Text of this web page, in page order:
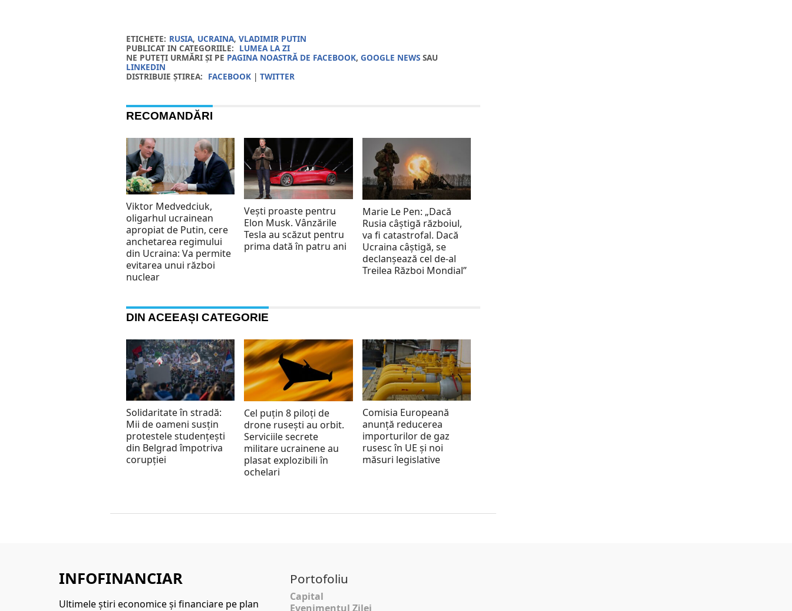
ETICHETE: RUSIA, UCRAINA,VLADIMIR PUTIN
PUBLICAT IN CATEGORIILE: LUMEA LA ZI
NE PUTEȚI URMĂRI ȘI PE PAGINA NOASTRĂ DE FACEBOOK,GOOGLE NEWS SAU
LINKEDIN
DISTRIBUIE ȘTIREA: FACEBOOK |TWITTER
RECOMANDĂRI
Viktor Medvedciuk,
oligarhul ucrainean
apropiat de Putin, cere
anchetarea regimului
din Ucraina: Va permite
evitarea unui război
nuclear
Vești proaste pentru
Elon Musk. Vânzările
Tesla au scăzut pentru
prima dată în patru ani
Marie Le Pen: „Dacă
Rusia câștigă războiul,
va fi catastrofal. Dacă
Ucraina câștigă, se
declanșează cel de-al
Treilea Război Mondial”
DIN ACEEAȘI CATEGORIE
Solidaritate în stradă:
Mii de oameni susțin
protestele studențești
din Belgrad împotriva
corupției
Cel puțin 8 piloți de
drone rusești au orbit.
Serviciile secrete
militare ucrainene au
plasat explozibili în
ochelari
Comisia Europeană
anunță reducerea
importurilor de gaz
rusesc în UE și noi
măsuri legislative
INFOFINANCIAR
Ultimele ştiri economice şi financiare pe plan
Portofoliu
Capital
Evenimentul Zilei